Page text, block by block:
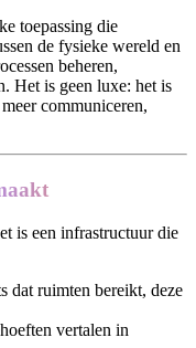
toepassing die
de fysieke wereld en
beheren,
Het is geen luxe: het is
communiceren,
is een infrastructuur die
dat ruimten bereikt, deze
vertalen in